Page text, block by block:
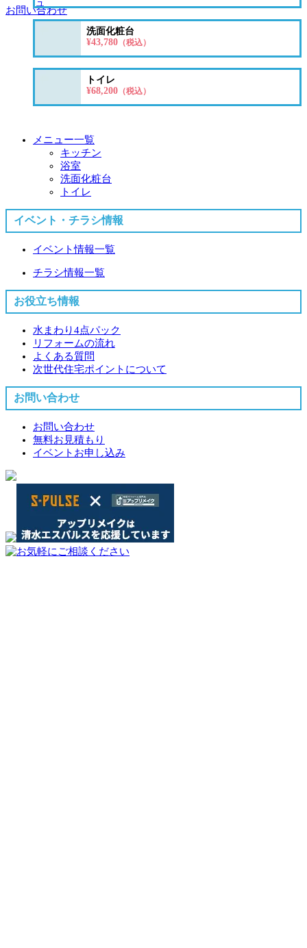
お問い合わせ
洗面化粧台
¥43,780（税込）
トイレ
¥68,200（税込）
メニュー一覧
キッチン
浴室
洗面化粧台
トイレ
イベント・チラシ情報
イベント情報一覧
チラシ情報一覧
お役立ち情報
水まわり4点パック
リフォームの流れ
よくある質問
次世代住宅ポイントについて
お問い合わせ
お問い合わせ
無料お見積もり
イベントお申し込み